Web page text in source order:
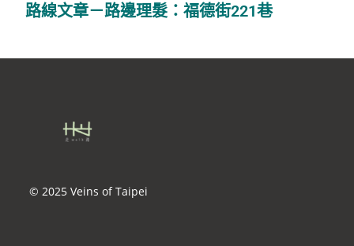
路線文章－路邊理髮：福德街221巷
© 2025 Veins of Taipei